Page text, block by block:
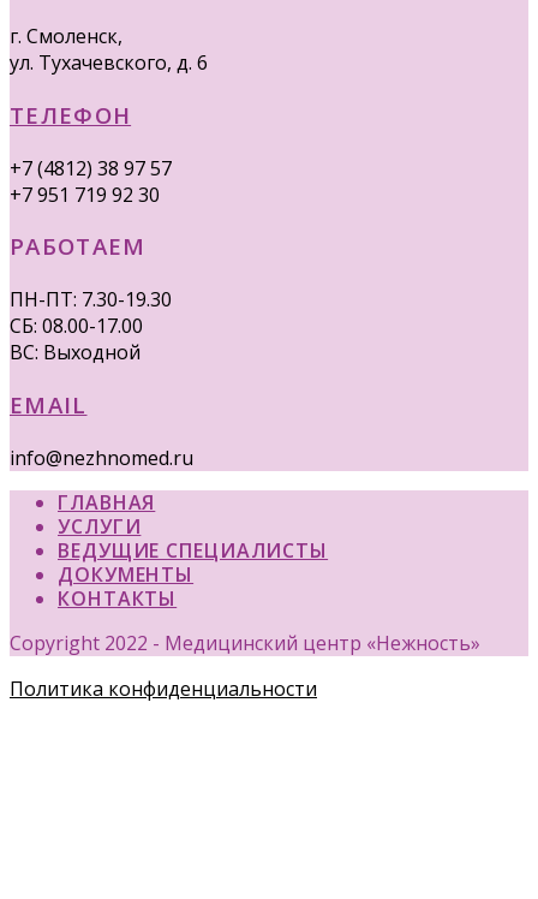
г. Смоленск,
ул. Тухачевского, д. 6
ТЕЛЕФОН
+7 (4812) 38 97 57
+7 951 719 92 30
РАБОТАЕМ
ПН-ПТ: 7.30-19.30
СБ: 08.00-17.00
ВС: Выходной
EMAIL
info@nezhnomed.ru
ГЛАВНАЯ
УСЛУГИ
ВЕДУЩИЕ СПЕЦИАЛИСТЫ
ДОКУМЕНТЫ
КОНТАКТЫ
Copyright 2022 - Медицинский центр «Нежность»
Политика конфиденциальности